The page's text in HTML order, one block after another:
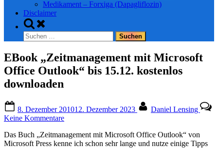
Medikament – Forxiga (Dapagliflozin)
Disclaimer
Toggle
search
form
Suchen
nach:
EBook „Zeitmanagement mit Microsoft
Office Outlook“ bis 15.12. kostenlos
downloaden
on
8. Dezember 201012. Dezember 2023
Daniel Lensing
Keine Kommentarezu
„Zeitmanagement
mit
Das Buch „Zeitmanagement mit Microsoft Office Outlook“ von
Microsoft Press kenne ich schon sehr lange und nutze einige Tipps